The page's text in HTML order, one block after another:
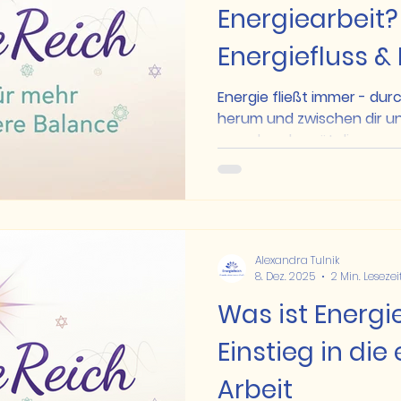
Energiearbeit? -
Energiefluss
Energie fließt immer -
herum und zwischen dir
manchmal gerät dieser
Wir fühlen uns müde,
unterstützt dich dabei,
Balance zu bringen –
Du kannst dir dein
Was ist
Einstieg in
Arbeit
Alexandra Tulnik
8. Dez. 2025
2 Min.